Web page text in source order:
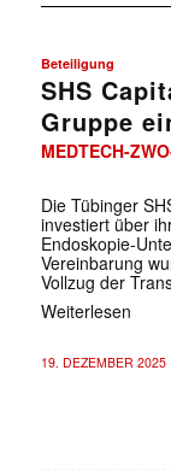
Beteiligung
SHS
Gruppe
MEDTECH-
Die Tübinger
investiert über
Endoskopie-
Vereinbarung
Vollzug der
Weiterlesen
19. DEZEMBER 2025